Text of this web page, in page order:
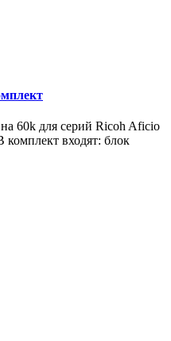
60k для серий Ricoh Aficio
комплект входят: блок